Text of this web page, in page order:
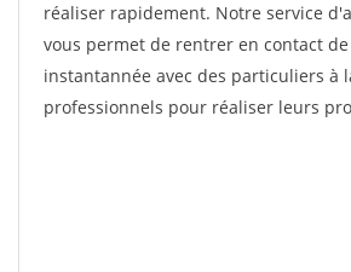
réaliser rapidement. Notre service
vous permet de rentrer en contact
instantannée avec des particuliers à
professionnels pour réaliser leurs